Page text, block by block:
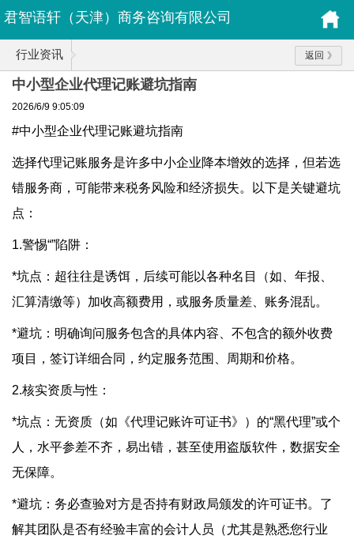
君智语轩（天津）商务咨询有限公司
行业资讯 返回
中小型企业代理记账避坑指南
2026/6/9 9:05:09
#中小型企业代理记账避坑指南
选择代理记账服务是许多中小企业降本增效的选择，但若选
错服务商，可能带来税务风险和经济损失。以下是关键避坑
点：
1.警惕“”陷阱：
*坑点：超往往是诱饵，后续可能以各种名目（如、年报、
汇算清缴等）加收高额费用，或服务质量差、账务混乱。
*避坑：明确询问服务包含的具体内容、不包含的额外收费
项目，签订详细合同，约定服务范围、周期和价格。
2.核实资质与性：
*坑点：无资质（如《代理记账许可证书》）的“黑代理”或个
人，水平参差不齐，易出错，甚至使用盗版软件，数据安全
无保障。
*避坑：务必查验对方是否持有财政局颁发的许可证书。了
解其团队是否有经验丰富的会计人员（尤其是熟悉您行业